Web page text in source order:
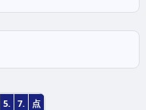
5. 7.
点